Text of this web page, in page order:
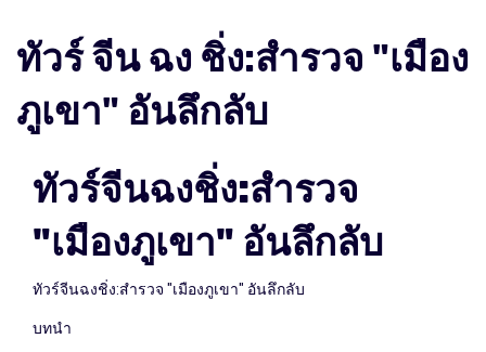
ทัวร์ จีน ฉง ชิ่ง:สำรวจ "เมือง
ภูเขา" อันลึกลับ
ทัวร์จีนฉงชิ่ง:สำรวจ
"เมืองภูเขา" อันลึกลับ
ทัวร์จีนฉงชิ่ง:สำรวจ "เมืองภูเขา" อันลึกลับ
บทนำ